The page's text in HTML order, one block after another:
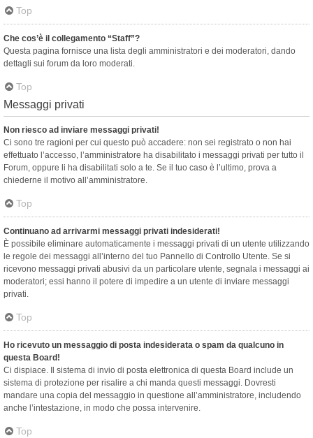
Top
Che cos’è il collegamento “Staff”?
Questa pagina fornisce una lista degli amministratori e dei moderatori, dando
dettagli sui forum da loro moderati.
Top
Messaggi privati
Non riesco ad inviare messaggi privati!
Ci sono tre ragioni per cui questo può accadere: non sei registrato o non hai
effettuato l’accesso, l’amministratore ha disabilitato i messaggi privati per tutto il
Forum, oppure li ha disabilitati solo a te. Se il tuo caso è l’ultimo, prova a
chiederne il motivo all’amministratore.
Top
Continuano ad arrivarmi messaggi privati indesiderati!
È possibile eliminare automaticamente i messaggi privati ​​di un utente utilizzando
le regole dei messaggi all’interno del tuo Pannello di Controllo Utente. Se si
ricevono messaggi privati ​​abusivi da un particolare utente, segnala i messaggi ai
moderatori; essi hanno il potere di impedire a un utente di inviare messaggi
privati​​.
Top
Ho ricevuto un messaggio di posta indesiderata o spam da qualcuno in
questa Board!
Ci dispiace. Il sistema di invio di posta elettronica di questa Board include un
sistema di protezione per risalire a chi manda questi messaggi. Dovresti
mandare una copia del messaggio in questione all’amministratore, includendo
anche l’intestazione, in modo che possa intervenire.
Top